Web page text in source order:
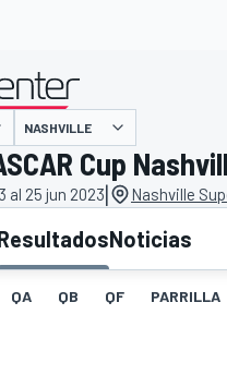
presentado por
NASHVILLE
Cup
al 25 jun 2023| Nashville
Noticias
QA QB QF PARRILLA